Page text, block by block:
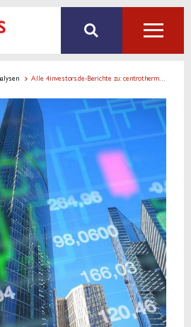
Alle 4investors.de-Berichte zu: centrotherm international AG